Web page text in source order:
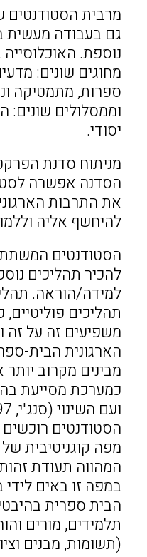
מרבית
גם בעבודה מעשית
נוספת.
מחוגים שונים:
ספרות, מתמטיקה
וממסלולים שונים:
יסודי.
מניתוח סדנת
הסדנה אפשרה
את התרבות
להיחשף אליה
הסטודנטים
להכיר תהליכים
למידה/הוראה.
תהליכים פוליטיים,
משפיעים זה על זה
הארגונית הבית-
מבינים מקרוב
כמערכת מסייעת
הסטודנטים רוכשים
מפה קוגניטיבית
המהווה תעודת
במפה זו באים לידי
הבית ספרית
תלמידים, מורים
(תשומות, מבנים